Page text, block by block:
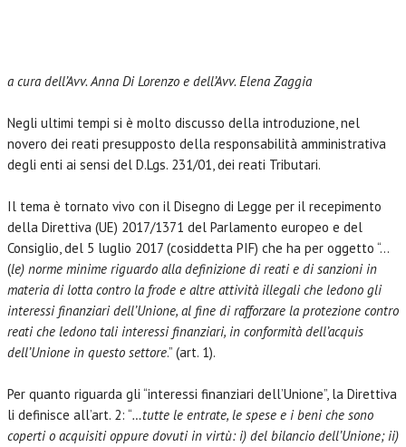
a cura dell’Avv. Anna Di Lorenzo e dell’Avv. Elena Zaggia
Negli ultimi tempi si è molto discusso della introduzione, nel
novero dei reati presupposto della responsabilità amministrativa
degli enti ai sensi del D.Lgs. 231/01, dei reati Tributari.
Il tema è tornato vivo con il Disegno di Legge per il recepimento
della Direttiva (UE) 2017/1371 del Parlamento europeo e del
Consiglio, del 5 luglio 2017 (cosiddetta PIF) che ha per oggetto “…
(le) norme minime riguardo alla definizione di reati e di sanzioni in
materia di lotta contro la frode e altre attività illegali che ledono gli
interessi finanziari dell’Unione, al fine di rafforzare la protezione contro
reati che ledono tali interessi finanziari, in conformità dell’acquis
dell’Unione in questo settore.” (art. 1).
Per quanto riguarda gli “interessi finanziari dell’Unione”, la Direttiva
li definisce all’art. 2: “…tutte le entrate, le spese e i beni che sono
coperti o acquisiti oppure dovuti in virtù: i) del bilancio dell’Unione; ii)